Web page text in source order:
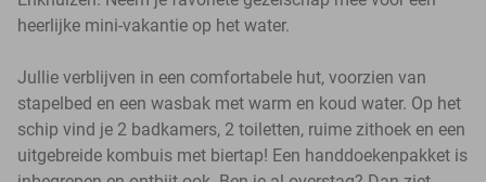
heerlijke mini-vakantie op het water.
Jullie verblijven in een comfortabele hut, voorzien van
stapelbed en een wasbak met warm en koud water. Op het
schip vind je 2 badkamers, 2 toiletten, ruime zithoek en een
uitgebreide kombuis met biertap! Een handdoekenpakket is